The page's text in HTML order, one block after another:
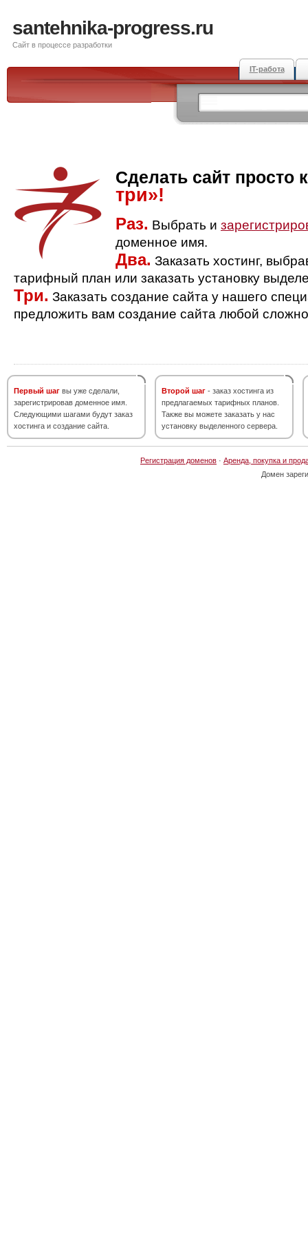
santehnika-progress.ru
Сайт в процессе разработки
IT-работа
Сделать сайт просто
три»!
Раз. Выбрать и
доменное имя.
Два. Заказать хостинг,
тарифный план или заказать установку
Три. Заказать создание сайта у нашего
предложить вам создание сайта любой
Первый шаг вы уже сделали,
зарегистрировав доменное имя.
Следующими шагами будут заказ
хостинга и создание сайта.
Второй шаг - заказ хостинга из
предлагаемых тарифных планов.
Также вы можете заказать у нас
установку выделенного сервера.
Регистрация доменов · Аренда, покупка и
Домен